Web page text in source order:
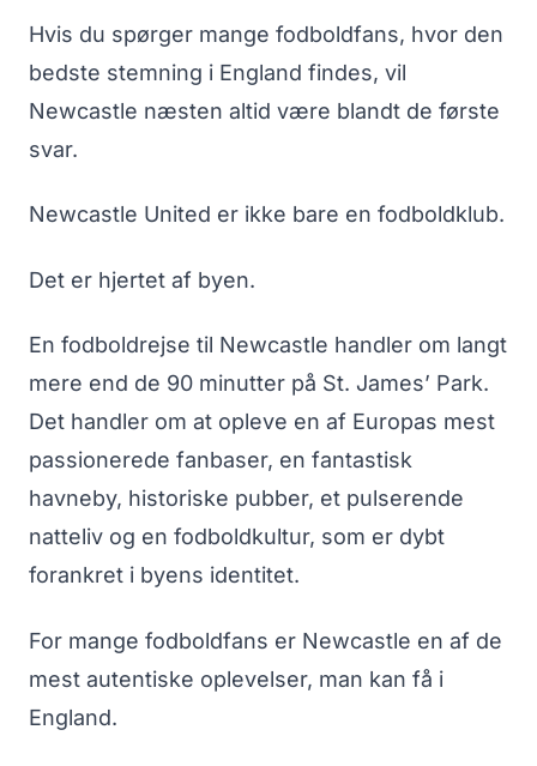
Hvis du spørger mange fodboldfans, hvor den
bedste stemning i England findes, vil
Newcastle næsten altid være blandt de første
svar.
Newcastle United er ikke bare en fodboldklub.
Det er hjertet af byen.
En fodboldrejse til Newcastle handler om langt
mere end de 90 minutter på St. James’ Park.
Det handler om at opleve en af Europas mest
passionerede fanbaser, en fantastisk
havneby, historiske pubber, et pulserende
natteliv og en fodboldkultur, som er dybt
forankret i byens identitet.
For mange fodboldfans er Newcastle en af de
mest autentiske oplevelser, man kan få i
England.